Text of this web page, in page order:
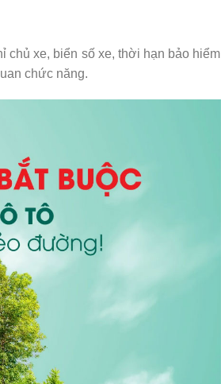
chủ xe, biển số xe, thời hạn bảo hiểm
chức năng.